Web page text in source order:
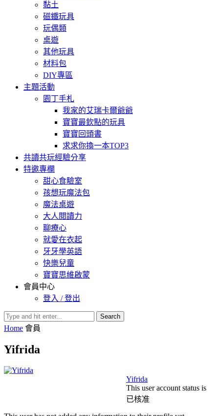
黏土
磁鐵玩具
玩偶類
桌遊
其他玩具
材料包
DIY專區
主題活動
園丁手札
我家的艾瑞卡爾爺爺
寶寶最欽點的玩具
寶寶回頭書
求求你換一本TOP3
共讀共玩經驗分享
特邀專欄
甜心食驗室
孩想玩魔法包
魔法桌遊
大人閱讀力
聊療心
就愛在衣起
牙牙學英語
快樂兒童
寶寶思維啟蒙
會員中心
登入 / 登出
Search
Home 會員
Yifrida
Yifrida
This user account status is
已核准